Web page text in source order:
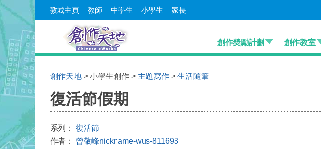
教城主頁 教師 中學生 小學生 家長
創作奬勵計劃 創作教室
創作天地 > 小學生創作 > 主題寫作 > 生活隨筆
復活節假期
系列： 復活節
作者： 曾敬峰nickname-wus-811693